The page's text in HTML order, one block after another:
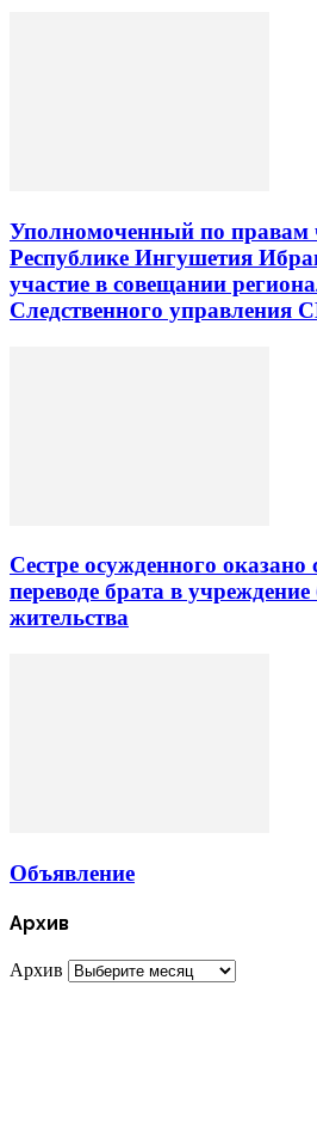
Уполномоченный по правам
Республике Ингушетия
участие в совещании
Следственного управления
Сестре осужденного оказано
переводе брата в
жительства
Объявление
Архив
Архив